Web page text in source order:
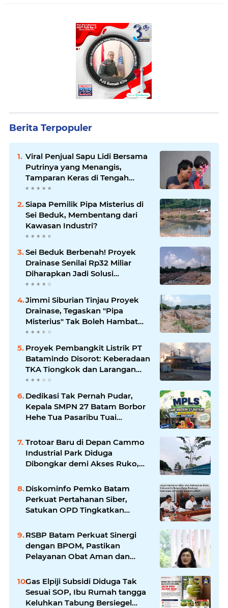
Berita Terpopuler
Viral Penjual Sapu Lidi Bersama
Putrinya yang Menangis,
Tamparan Keras di Tengah
Maraknya Korupsi
Siapa Pemilik Pipa Misterius di
Sei Beduk, Membentang dari
Kawasan Industri?
Sei Beduk Berbenah! Proyek
Drainase Senilai Rp32 Miliar
Diharapkan Jadi Solusi
Permanen Atasi Banjir
Jimmi Siburian Tinjau Proyek
Drainase, Tegaskan "Pipa
Misterius" Tak Boleh Hambat
Pembangunan di Sei Beduk
Proyek Pembangkit Listrik PT
Batamindo Disorot: Keberadaan
TKA Tiongkok dan Larangan
Liputan Wartawan Jadi
Perhatian
Dedikasi Tak Pernah Pudar,
Kepala SMPN 27 Batam Borbor
Hehe Tua Pasaribu Tuai
Trotoar Baru di Depan Cammo
Industrial Park Diduga
Dibongkar demi Akses Ruko,
Diskominfo Pemko Batam
Perkuat Pertahanan Siber,
Satukan OPD Tingkatkan
Pemerintah
RSBP Batam Perkuat Sinergi
dengan BPOM, Pastikan
Pelayanan Obat Aman dan
Gas Elpiji Subsidi Diduga Tak
Sesuai SOP, Ibu Rumah tangga
Keluhkan Tabung Bersiegel